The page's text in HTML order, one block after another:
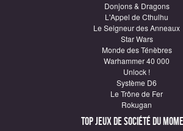
Donjons & Dragons
L'Appel de Cthulhu
Le Seigneur des Anneaux
Star Wars
Monde des Ténèbres
Warhammer 40 000
Unlock !
Système D6
Le Trône de Fer
Rokugan
Top Jeux de société du